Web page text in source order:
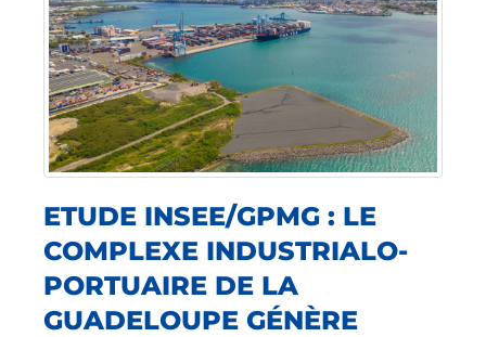
ETUDE INSEE/GPMG : LE
COMPLEXE INDUSTRIALO-
PORTUAIRE DE LA
GUADELOUPE GÉNÈRE